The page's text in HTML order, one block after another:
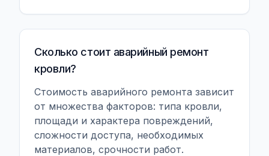
Сколько стоит аварийный ремонт
кровли?
Стоимость аварийного ремонта зависит
от множества факторов: типа кровли,
площади и характера повреждений,
сложности доступа, необходимых
материалов, срочности работ.